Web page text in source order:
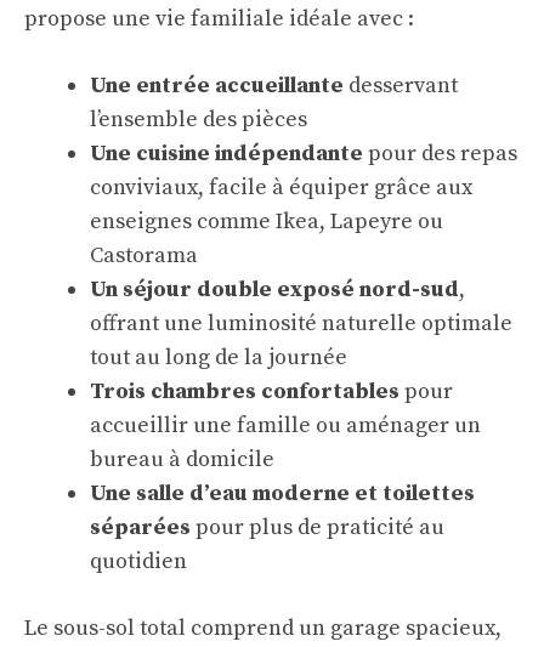
propose une vie familiale idéale avec :
Une entrée accueillante desservant
l’ensemble des pièces
Une cuisine indépendante pour des repas
conviviaux, facile à équiper grâce aux
enseignes comme Ikea, Lapeyre ou
Castorama
Un séjour double exposé nord-sud,
offrant une luminosité naturelle optimale
tout au long de la journée
Trois chambres confortables pour
accueillir une famille ou aménager un
bureau à domicile
Une salle d’eau moderne et toilettes
séparées pour plus de praticité au
quotidien
Le sous-sol total comprend un garage spacieux,